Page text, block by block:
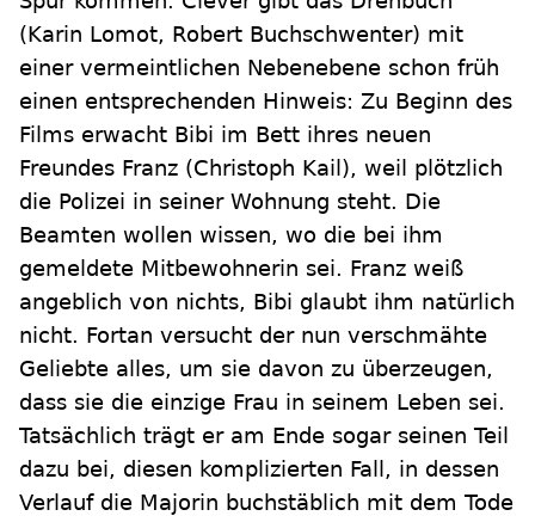
(Karin Lomot, Robert Buchschwenter) mit
einer vermeintlichen Nebenebene schon früh
einen entsprechenden Hinweis: Zu Beginn des
Films erwacht Bibi im Bett ihres neuen
Freundes Franz (Christoph Kail), weil plötzlich
die Polizei in seiner Wohnung steht. Die
Beamten wollen wissen, wo die bei ihm
gemeldete Mitbewohnerin sei. Franz weiß
angeblich von nichts, Bibi glaubt ihm natürlich
nicht. Fortan versucht der nun verschmähte
Geliebte alles, um sie davon zu überzeugen,
dass sie die einzige Frau in seinem Leben sei.
Tatsächlich trägt er am Ende sogar seinen Teil
dazu bei, diesen komplizierten Fall, in dessen
Verlauf die Majorin buchstäblich mit dem Tode